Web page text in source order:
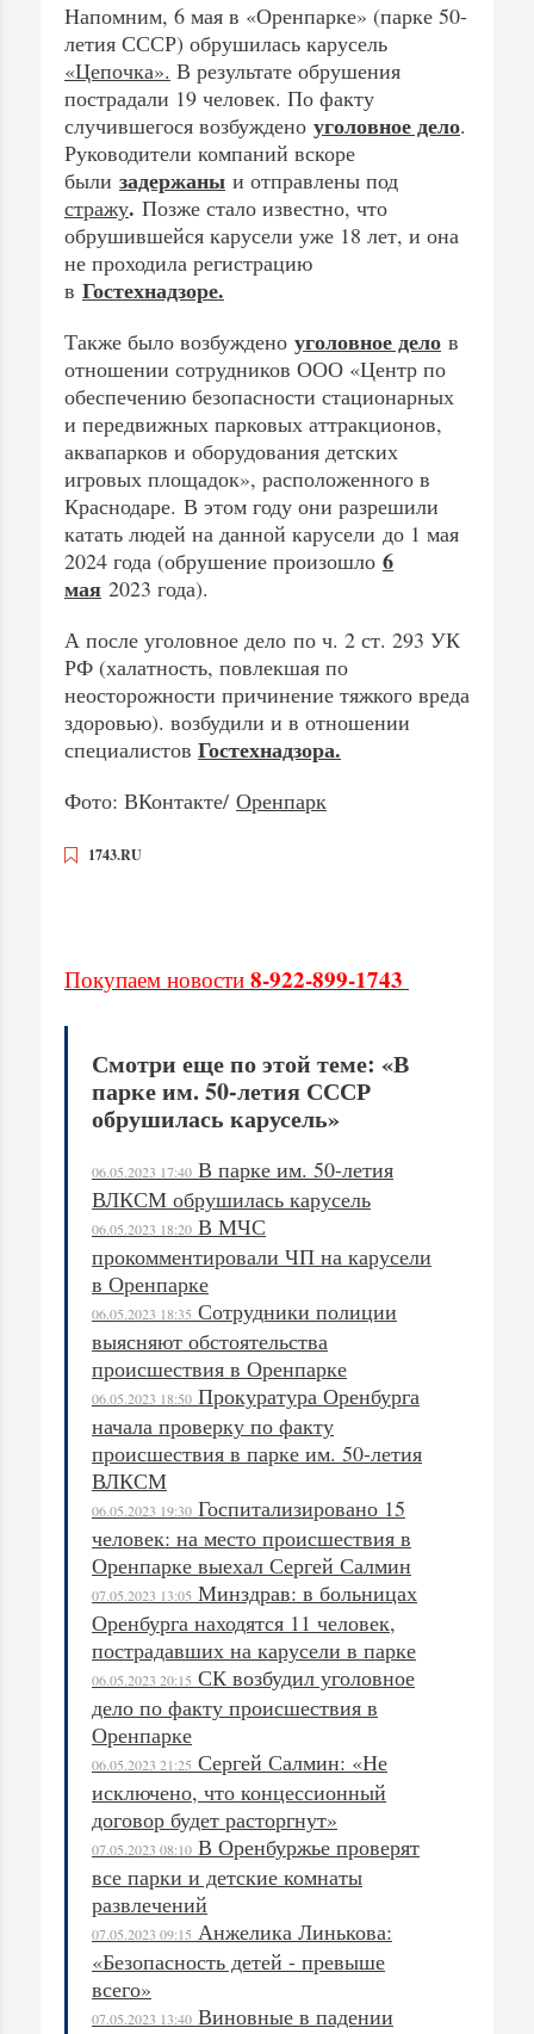
Напомним, 6 мая в «Оренпарке» (парке 50-
летия СССР) обрушилась карусель
«Цепочка». В результате обрушения
пострадали 19 человек. По факту
случившегося возбуждено уголовное дело.
Руководители компаний вскоре
были задержаны и отправлены под
стражу. Позже стало известно, что
обрушившейся карусели уже 18 лет, и она
не проходила регистрацию
в Гостехнадзоре.
Также было возбуждено уголовное дело в
отношении сотрудников ООО «Центр по
обеспечению безопасности стационарных
и передвижных парковых аттракционов,
аквапарков и оборудования детских
игровых площадок», расположенного в
Краснодаре. В этом году они разрешили
катать людей на данной карусели до 1 мая
2024 года (обрушение произошло 6
мая 2023 года).
А после уголовное дело по ч. 2 ст. 293 УК
РФ (халатность, повлекшая по
неосторожности причинение тяжкого вреда
здоровью). возбудили и в отношении
специалистов Гостехнадзора.
Фото: ВКонтакте/ Оренпарк
1743.RU
Покупаем новости 8-922-899-1743
Смотри еще по этой теме: «В
парке им. 50-летия СССР
обрушилась карусель»
06.05.2023 17:40 В парке им. 50-летия
ВЛКСМ обрушилась карусель
06.05.2023 18:20 В МЧС
прокомментировали ЧП на карусели
в Оренпарке
06.05.2023 18:35 Сотрудники полиции
выясняют обстоятельства
происшествия в Оренпарке
06.05.2023 18:50 Прокуратура Оренбурга
начала проверку по факту
происшествия в парке им. 50-летия
ВЛКСМ
06.05.2023 19:30 Госпитализировано 15
человек: на место происшествия в
Оренпарке выехал Сергей Салмин
07.05.2023 13:05 Минздрав: в больницах
Оренбурга находятся 11 человек,
пострадавших на карусели в парке
06.05.2023 20:15 СК возбудил уголовное
дело по факту происшествия в
Оренпарке
06.05.2023 21:25 Сергей Салмин: «Не
исключено, что концессионный
договор будет расторгнут»
07.05.2023 08:10 В Оренбуржье проверят
все парки и детские комнаты
развлечений
07.05.2023 09:15 Анжелика Линькова:
«Безопасность детей - превыше
всего»
07.05.2023 13:40 Виновные в падении